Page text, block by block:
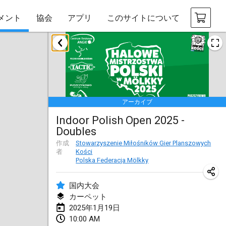
ント 協会 アプリ このサイトについて
アーカイブ
Indoor Polish Open 2025 -
Doubles
作成
者
Stowarzyszenie Miłośników Gier Planszowych
Kości
Polska Federacja Mölkky
国内大会
カーペット
2025年1月19日
10:00 AM
2025年1月
Tournoi Mixte ASPTTOM
2025年1月18日|フランス
Indoor Polish Open 2025 - Singles
2025年1月18日|ポーランド
Tournoi de St Max
2025年1月19日
2025年1月19日